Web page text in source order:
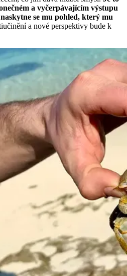
a vyčerpávajícím výstupu
se mu pohled, který mu
a nové perspektivy bude k